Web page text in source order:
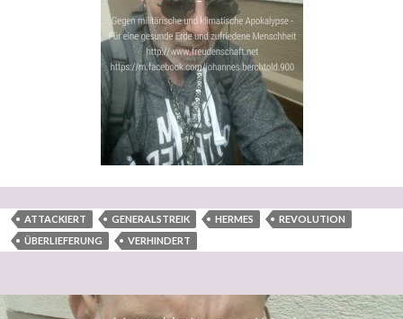
ATTACKIERT GENERALSTREIK HERMES
REVOLUTION
ÜBERLIEFERUNG
VERHINDERT